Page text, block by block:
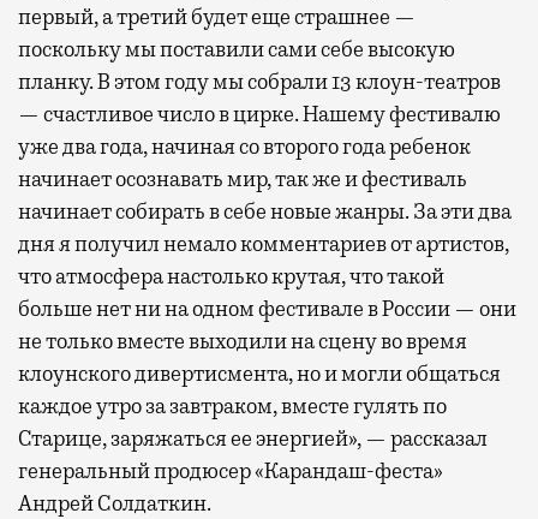
первый, а третий будет еще страшнее —
поскольку мы поставили сами себе высокую
планку. В этом году мы собрали 13 клоун-театров
— счастливое число в цирке. Нашему фестивалю
уже два года, начиная со второго года ребенок
начинает осознавать мир, так же и фестиваль
начинает собирать в себе новые жанры. За эти два
дня я получил немало комментариев от артистов,
что атмосфера настолько крутая, что такой
больше нет ни на одном фестивале в России — они
не только вместе выходили на сцену во время
клоунского дивертисмента, но и могли общаться
каждое утро за завтраком, вместе гулять по
Старице, заряжаться ее энергией», — рассказал
генеральный продюсер «Карандаш-феста»
Андрей Солдаткин.